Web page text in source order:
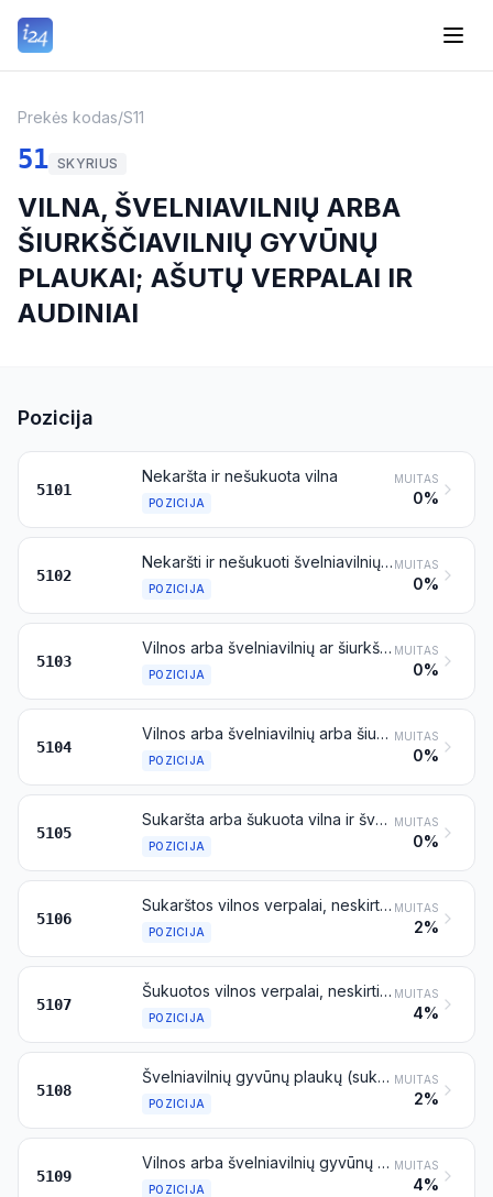
Prekės kodas/S11
51 SKYRIUS
VILNA, ŠVELNIAVILNIŲ ARBA
ŠIURKŠČIAVILNIŲ GYVŪNŲ
PLAUKAI; AŠUTŲ VERPALAI IR
AUDINIAI
Pozicija
5101
Nekaršta ir nešukuota vilna
POZICIJA
MUITAS
0%
5102
Nekaršti ir nešukuoti švelniavilnių arba šiurkščiavilnių gyvūnų plaukai
POZICIJA
MUITAS
0%
5103
Vilnos arba švelniavilnių ar šiurkščiavilnių gyvūnų plaukų atliekos, įskaitant verpalų atliekas, bet neįskaitant išplaušintos žaliavos
POZICIJA
MUITAS
0%
5104
Vilnos arba švelniavilnių arba šiurkščiavilnių gyvūnų plaukų išplaušinta žaliava
POZICIJA
MUITAS
0%
5105
Sukaršta arba šukuota vilna ir švelniavilnių arba šiurkščiavilnių gyvūnų plaukai (įskaitant šukuotos vilnos gabalus)
POZICIJA
MUITAS
0%
5106
Sukarštos vilnos verpalai, neskirti mažmeninei prekybai
POZICIJA
MUITAS
2%
5107
Šukuotos vilnos verpalai, neskirti mažmeninei prekybai
POZICIJA
MUITAS
4%
5108
Švelniavilnių gyvūnų plaukų (sukarštų arba šukuotų) verpalai, neskirti mažmeninei prekybai
POZICIJA
MUITAS
2%
5109
Vilnos arba švelniavilnių gyvūnų plaukų verpalai, skirti mažmeninei prekybai
POZICIJA
MUITAS
4%